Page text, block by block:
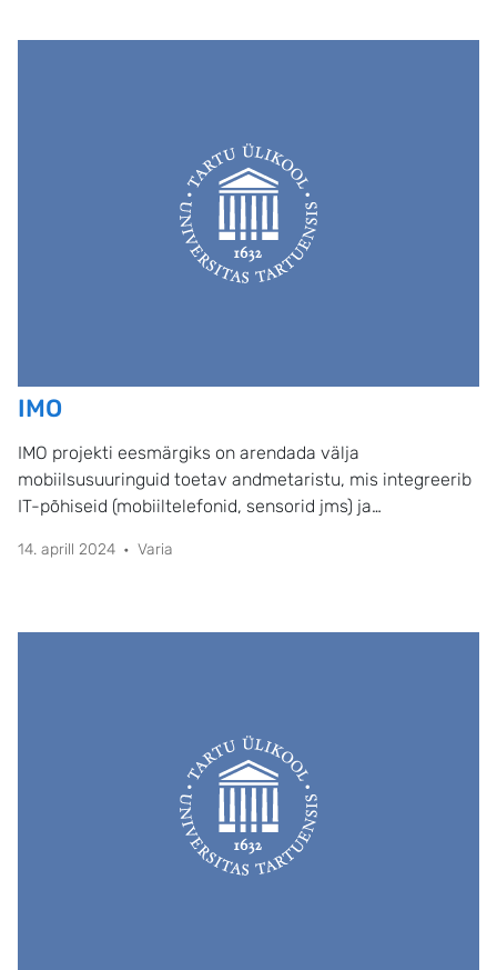
IMO
IMO projekti eesmärgiks on arendada välja
mobiilsusuuringuid toetav andmetaristu, mis integreerib
IT-põhiseid (mobiiltelefonid, sensorid jms) ja
andmeallikaid.
14. aprill 2024 Varia